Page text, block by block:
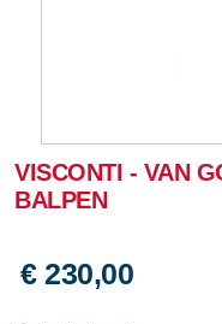
VISCONTI - VAN
BALPEN
€ 230,00